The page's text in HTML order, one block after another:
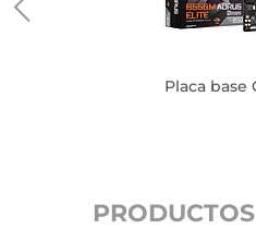
Placa base